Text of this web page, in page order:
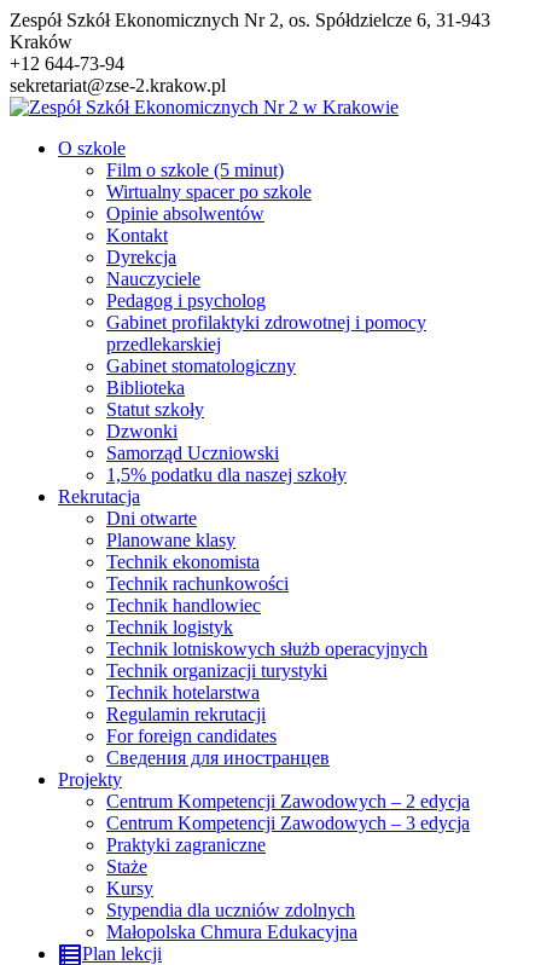
Przejdź
do
treści
Zespół Szkół Ekonomicznych Nr 2, os. Spółdzielcze 6, 31-943
Kraków
+12 644-73-94
sekretariat@zse-2.krakow.pl
O szkole
Film o szkole (5 minut)
Wirtualny spacer po szkole
Opinie absolwentów
Kontakt
Dyrekcja
Nauczyciele
Pedagog i psycholog
Gabinet profilaktyki zdrowotnej i pomocy
przedlekarskiej
Gabinet stomatologiczny
Biblioteka
Statut szkoły
Dzwonki
Samorząd Uczniowski
1,5% podatku dla naszej szkoły
Rekrutacja
Dni otwarte
Planowane klasy
Technik ekonomista
Technik rachunkowości
Technik handlowiec
Technik logistyk
Technik lotniskowych służb operacyjnych
Technik organizacji turystyki
Technik hotelarstwa
Regulamin rekrutacji
For foreign candidates
Сведения для иностранцев
Projekty
Centrum Kompetencji Zawodowych – 2 edycja
Centrum Kompetencji Zawodowych – 3 edycja
Praktyki zagraniczne
Staże
Kursy
Stypendia dla uczniów zdolnych
Małopolska Chmura Edukacyjna
Plan lekcji